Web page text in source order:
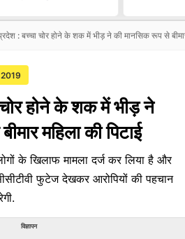
: बच्चा चोर होने के शक में भीड़ ने की मानसिक रूप से
होने के शक में भीड़ ने
महिला की पिटाई
के खिलाफ मामला दर्ज कर लिया है और
फुटेज देखकर आरोपियों की पहचान
विज्ञापन